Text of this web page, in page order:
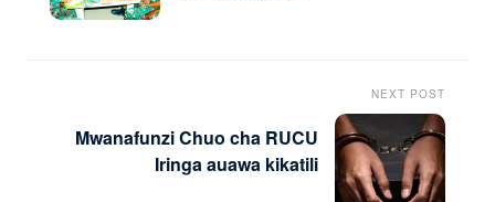
NEXT POST
Mwanafunzi Chuo cha RUCU
Iringa auawa kikatili